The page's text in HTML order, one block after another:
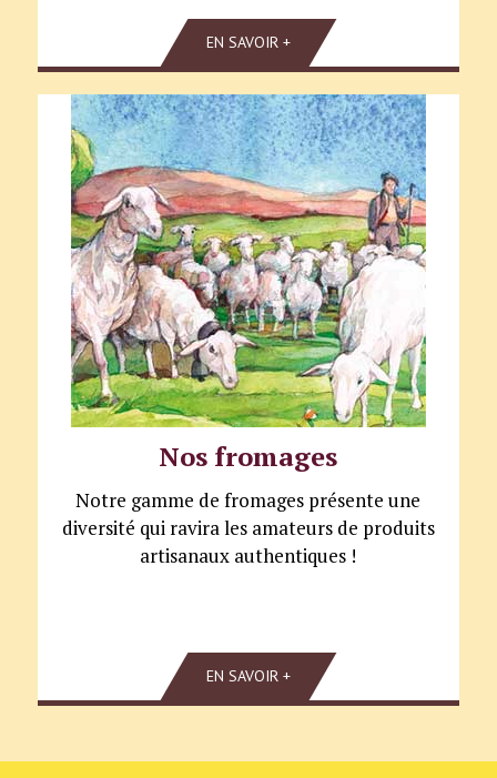
EN SAVOIR +
Nos fromages
Notre gamme de fromages présente une
diversité qui ravira les amateurs de produits
artisanaux authentiques !
EN SAVOIR +